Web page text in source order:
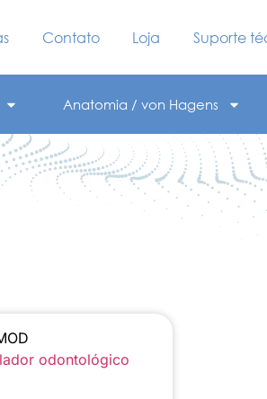
Contato Loja Suporte
Anatomia / von Hagens